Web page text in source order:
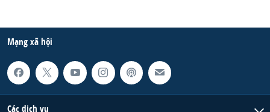
Mạng xã hội
Các dịch vụ